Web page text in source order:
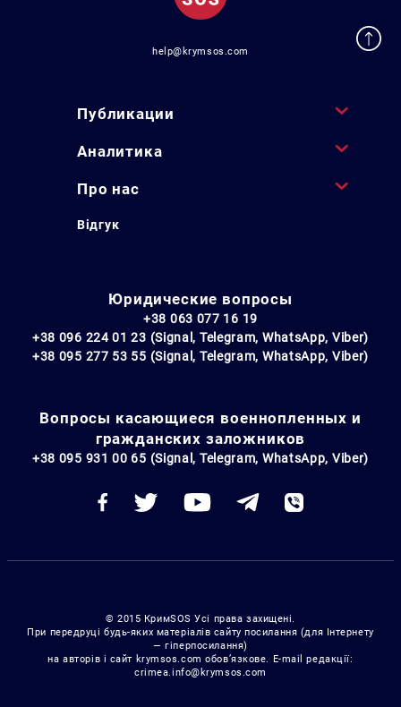
help@krymsos.com
Публикации
Аналитика
Про нас
Відгук
Юридические вопросы
+38 063 077 16 19
+38 096 224 01 23 (Signal, Telegram, WhatsApp, Viber)
+38 095 277 53 55 (Signal, Telegram, WhatsApp, Viber)
Вопросы касающиеся военнопленных и
гражданских заложников
+38 095 931 00 65 (Signal, Telegram, WhatsApp, Viber)
© 2015 КримSOS Усі права захищені.
При передруці будь-яких матеріалів сайту посилання (для Інтернету
— гіперпосилання)
на авторів і сайт krymsos.com обов’язкове. E-mail редакції:
crimea.info@krymsos.com